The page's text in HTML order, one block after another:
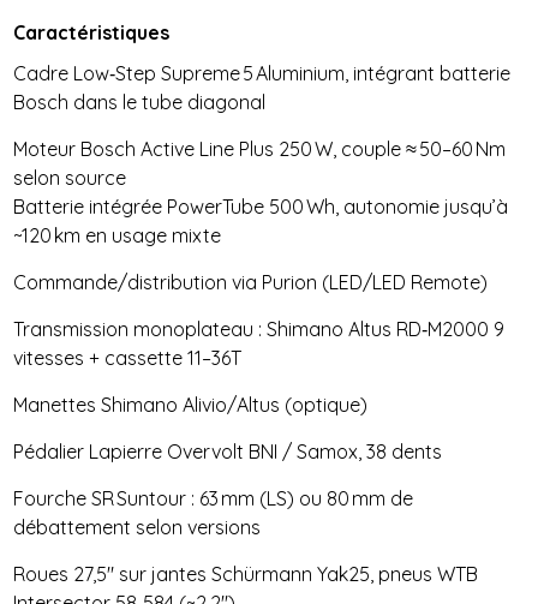
Caractéristiques
Cadre Low‑Step Supreme 5 Aluminium, intégrant batterie
Bosch dans le tube diagonal
Moteur Bosch Active Line Plus 250 W, couple ≈ 50–60 Nm
selon source
Batterie intégrée PowerTube 500 Wh, autonomie jusqu’à
~120 km en usage mixte
Commande/distribution via Purion (LED/LED Remote)
Transmission monoplateau : Shimano Altus RD‑M2000 9
vitesses + cassette 11–36T
Manettes Shimano Alivio/Altus (optique)
Pédalier Lapierre Overvolt BNI / Samox, 38 dents
Fourche SR Suntour : 63 mm (LS) ou 80 mm de
débattement selon versions
Roues 27,5″ sur jantes Schürmann Yak25, pneus WTB